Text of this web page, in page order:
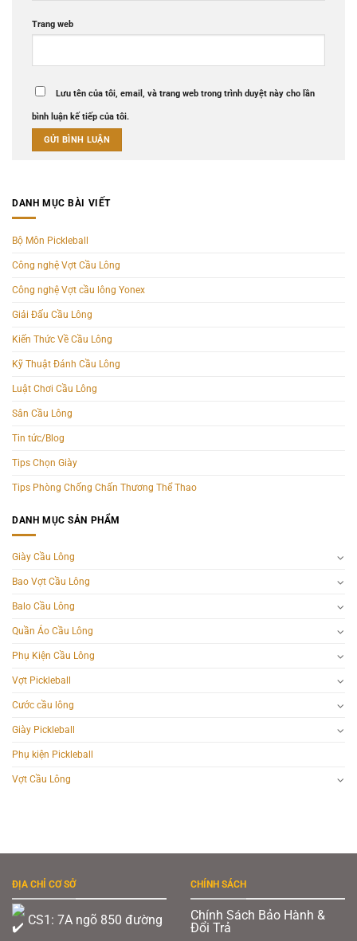
Trang web
Lưu tên của tôi, email, và trang web trong trình duyệt này cho lần
bình luận kế tiếp của tôi.
DANH MỤC BÀI VIẾT
Bộ Môn Pickleball
Công nghệ Vợt Cầu Lông
Công nghệ Vợt cầu lông Yonex
Giải Đấu Cầu Lông
Kiến Thức Về Cầu Lông
Kỹ Thuật Đánh Cầu Lông
Luật Chơi Cầu Lông
Sân Cầu Lông
Tin tức/Blog
Tips Chọn Giày
Tips Phòng Chống Chấn Thương Thể Thao
DANH MỤC SẢN PHẨM
Giày Cầu Lông
Bao Vợt Cầu Lông
Balo Cầu Lông
Quần Áo Cầu Lông
Phụ Kiện Cầu Lông
Vợt Pickleball
Cước cầu lông
Giày Pickleball
Phụ kiện Pickleball
Vợt Cầu Lông
ĐỊA CHỈ CƠ SỞ
CS1: 7A ngõ 850 đường
CHÍNH SÁCH
Chính Sách Bảo Hành &
Đổi Trả